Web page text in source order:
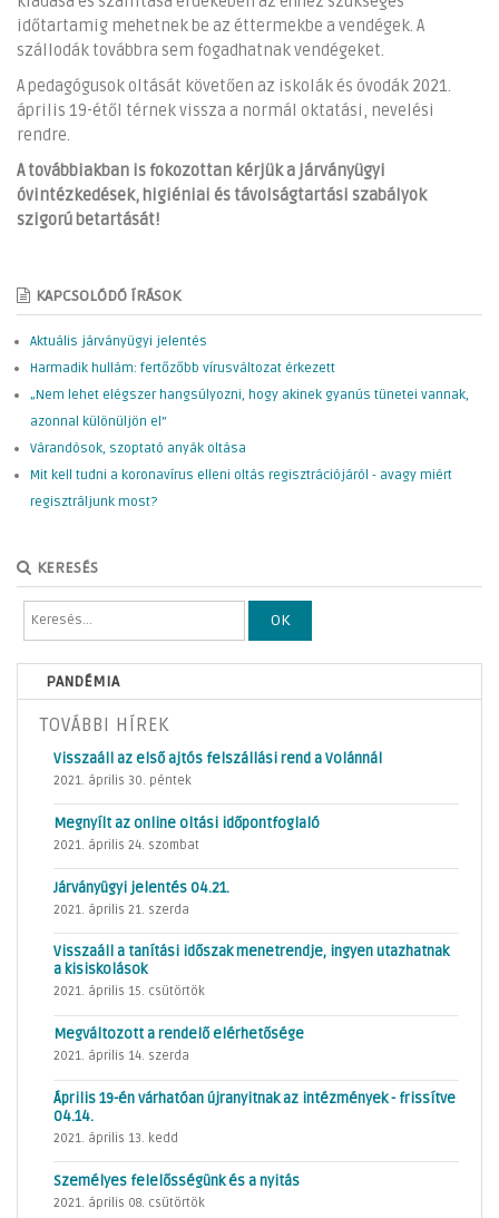
időtartamig mehetnek be az éttermekbe a vendégek. A
szállodák továbbra sem fogadhatnak vendégeket.
A pedagógusok oltását követően az iskolák és óvodák 2021.
április 19-étől térnek vissza a normál oktatási, nevelési
rendre.
A továbbiakban is fokozottan kérjük a járványügyi
óvintézkedések, higiéniai és távolságtartási szabályok
szigorú betartását!
KAPCSOLÓDÓ ÍRÁSOK
Aktuális járványügyi jelentés
Harmadik hullám: fertőzőbb vírusváltozat érkezett
„Nem lehet elégszer hangsúlyozni, hogy akinek gyanús tünetei vannak,
azonnal különüljön el”
Várandósok, szoptató anyák oltása
Mit kell tudni a koronavírus elleni oltás regisztrációjáról - avagy miért
regisztráljunk most?
KERESÉS
OK
PANDÉMIA
TOVÁBBI HÍREK
Visszaáll az első ajtós felszállási rend a Volánnál
2021. április 30. péntek
Megnyílt az online oltási időpontfoglaló
2021. április 24. szombat
Járványügyi jelentés 04.21.
2021. április 21. szerda
Visszaáll a tanítási időszak menetrendje, ingyen utazhatnak
a kisiskolások
2021. április 15. csütörtök
Megváltozott a rendelő elérhetősége
2021. április 14. szerda
Április 19-én várhatóan újranyitnak az intézmények - frissítve
04.14.
2021. április 13. kedd
Személyes felelősségünk és a nyitás
2021. április 08. csütörtök